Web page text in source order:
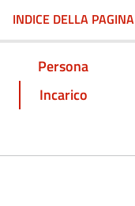
INDICE DELLA PAGINA
Persona
Incarico